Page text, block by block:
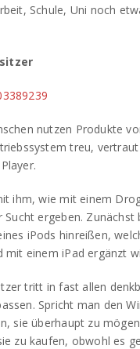
Schule, Uni noch
nutzen Produkte
treu,
ihm, wie mit einem
Sucht ergeben.
iPods hinreißen,
mit einem iPad ergänzt
tritt in fast allen
Spricht man den
sie überhaupt zu
zu kaufen, obwohl es